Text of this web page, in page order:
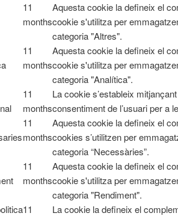
11
months
Aquesta cookie la defineix el
cookie s'utilitza per
categoria "Altres".
11
months
Aquesta cookie la defineix el
cookie s'utilitza per
categoria "Analítica".
11
months
La cookie s’estableix
consentiment de l’usuari per a
11
months
Aquesta cookie la defineix el
cookies s’utilitzen per
categoria “Necessàries”.
11
months
Aquesta cookie la defineix el
cookie s'utilitza per
categoria "Rendiment".
11
La cookie la defineix el